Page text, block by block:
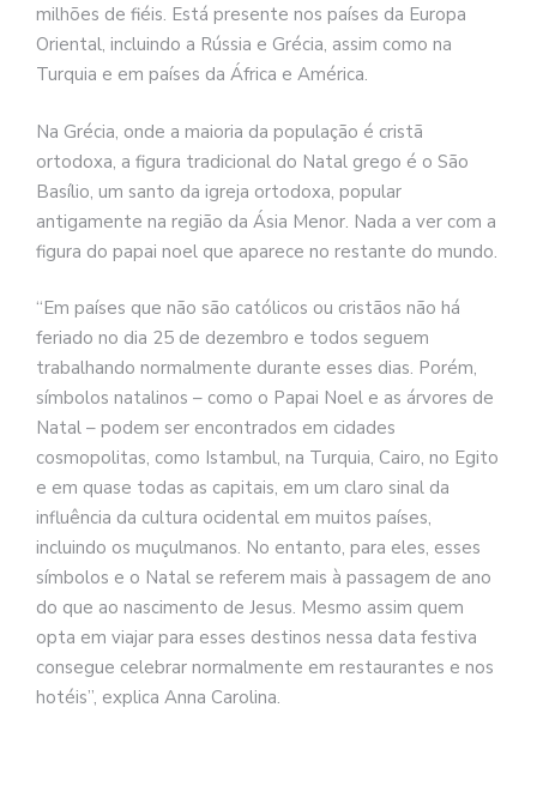
milhões de fiéis. Está presente nos países da Europa
Oriental, incluindo a Rússia e Grécia, assim como na
Turquia e em países da África e América.
Na Grécia, onde a maioria da população é cristã
ortodoxa, a figura tradicional do Natal grego é o São
Basílio, um santo da igreja ortodoxa, popular
antigamente na região da Ásia Menor. Nada a ver com a
figura do papai noel que aparece no restante do mundo.
“Em países que não são católicos ou cristãos não há
feriado no dia 25 de dezembro e todos seguem
trabalhando normalmente durante esses dias. Porém,
símbolos natalinos – como o Papai Noel e as árvores de
Natal – podem ser encontrados em cidades
cosmopolitas, como Istambul, na Turquia, Cairo, no Egito
e em quase todas as capitais, em um claro sinal da
influência da cultura ocidental em muitos países,
incluindo os muçulmanos. No entanto, para eles, esses
símbolos e o Natal se referem mais à passagem de ano
do que ao nascimento de Jesus. Mesmo assim quem
opta em viajar para esses destinos nessa data festiva
consegue celebrar normalmente em restaurantes e nos
hotéis”, explica Anna Carolina.